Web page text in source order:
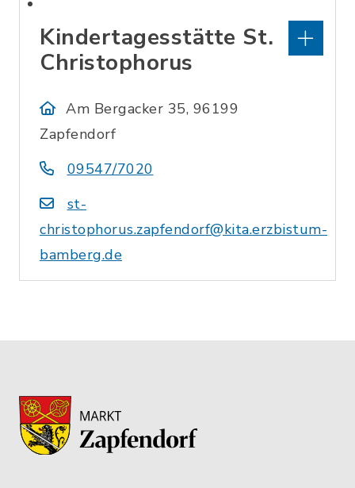
Kindertagesstätte St.
Christophorus
Am Bergacker 35, 96199
Zapfendorf
09547/7020
st-
christophorus.zapfendorf@kita.erzbistum-
bamberg.de